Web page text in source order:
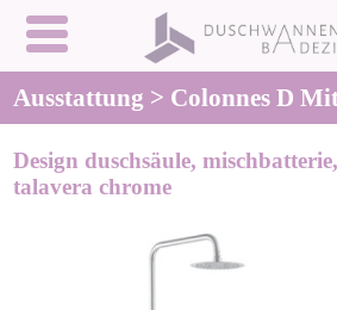
Ausstattung > Colonnes D
Design duschsäule,
talavera chrome